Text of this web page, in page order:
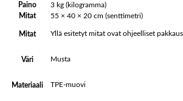
Paino
3 kg (kilogramma)
Mitat
55 × 40 × 20 cm (senttimetri)
Mitat Yllä esitetyt mitat ovat ohjeelliset
Väri Musta
Materiaali TPE-muovi